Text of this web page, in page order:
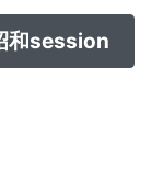
和session